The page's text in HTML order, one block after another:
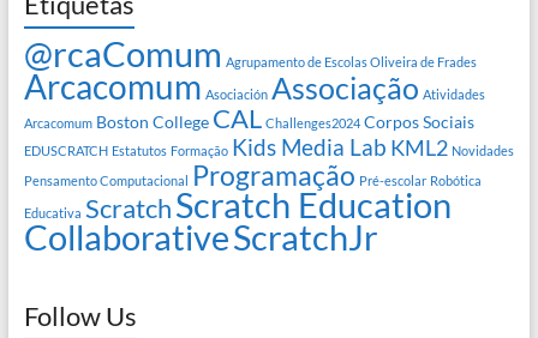
@rcaComum Agrupamento de Escolas Oliveira de Frades
Arcacomum Asociación Associação Atividades
Arcacomum Boston College CAL Challenges2024 Corpos Sociais
EDUSCRATCH Estatutos Formação Kids Media Lab KML2 Novidades
Pensamento Computacional
Programação Pré-escolar Robótica
Educativa ScratchScratch Education
CollaborativeScratchJr
Follow Us